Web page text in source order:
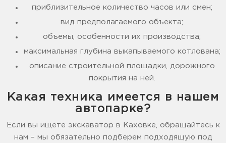
приблизительное количество часов или смен;
вид предполагаемого объекта;
объемы, особенности их производства;
максимальная глубина выкапываемого котлована;
описание строительной площадки, дорожного
покрытия на ней.
Какая техника имеется в нашем
автопарке?
Если вы ищете экскаватор в Каховке, обращайтесь к
нам – мы обязательно подберем подходящую под